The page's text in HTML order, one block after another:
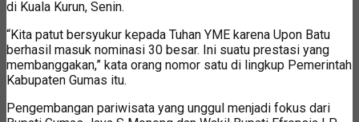
di Kuala Kurun, Senin.
“Kita patut bersyukur kepada Tuhan YME karena Upon Batu
berhasil masuk nominasi 30 besar. Ini suatu prestasi yang
membanggakan,” kata orang nomor satu di lingkup Pemerintah
Kabupaten Gumas itu.
Pengembangan pariwisata yang unggul menjadi fokus dari